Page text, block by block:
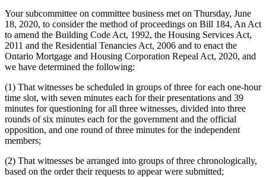
Your subcommittee on committee business met on Thursday, June
18, 2020, to consider the method of proceedings on Bill 184, An Act
to amend the Building Code Act, 1992, the Housing Services Act,
2011 and the Residential Tenancies Act, 2006 and to enact the
Ontario Mortgage and Housing Corporation Repeal Act, 2020, and
we have determined the following:
(1) That witnesses be scheduled in groups of three for each one-hour
time slot, with seven minutes each for their presentations and 39
minutes for questioning for all three witnesses, divided into three
rounds of six minutes each for the government and the official
opposition, and one round of three minutes for the independent
members;
(2) That witnesses be arranged into groups of three chronologically,
based on the order their requests to appear were submitted;